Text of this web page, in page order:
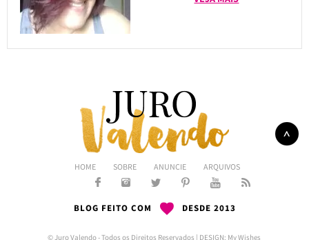
HOME SOBRE ANUNCIE ARQUIVOS
BLOG FEITO COM DESDE 2013
© Juro Valendo - Todos os Direitos Reservados | DESIGN: My Wishes